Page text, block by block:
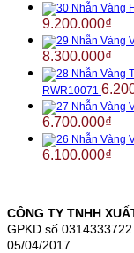
Nhẫn Vàng
9.200.000₫
Nhẫn Vàng
8.300.000₫
Nhẫn Vàng
RWR10071
Nhẫn Vàng
6.700.000₫
Nhẫn Vàng
6.100.000₫
CÔNG TY TNHH
GPKD số
05/04/2017